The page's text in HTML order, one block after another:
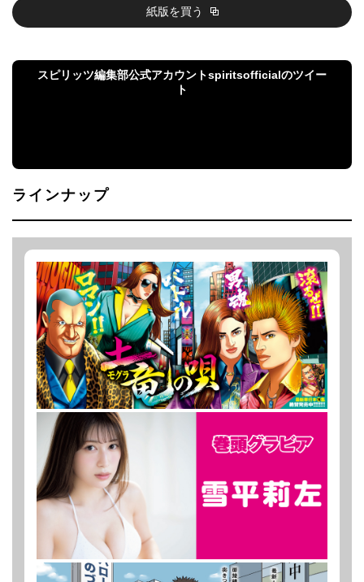
紙版を買う
スピリッツ編集部公式アカウントspiritsofficialのツイー
ト
ラインナップ